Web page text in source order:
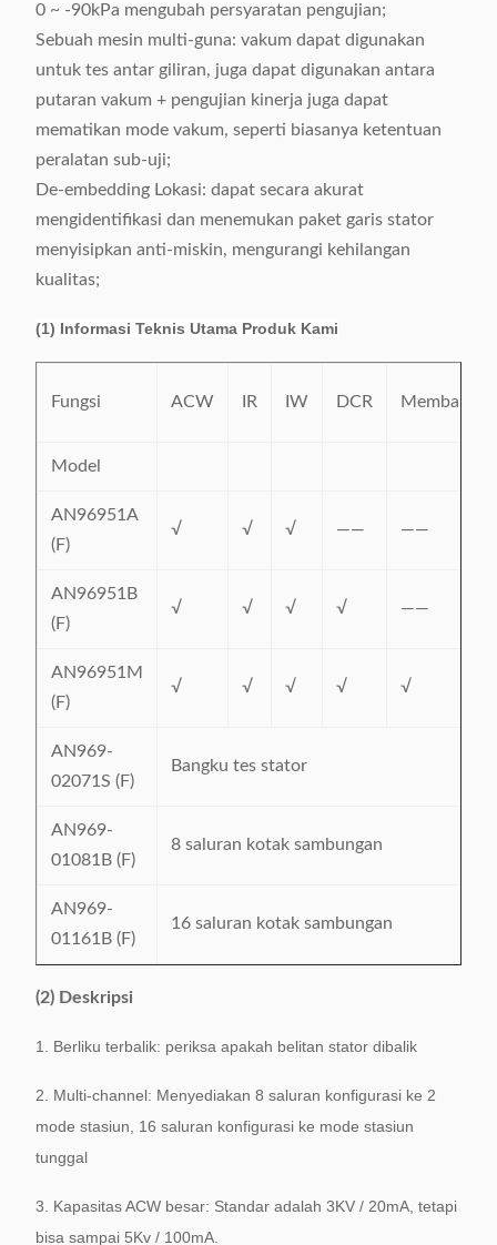
0 ~ -90kPa mengubah persyaratan pengujian;
Sebuah mesin multi-guna: vakum dapat digunakan
untuk tes antar giliran, juga dapat digunakan antara
putaran vakum + pengujian kinerja juga dapat
mematikan mode vakum, seperti biasanya ketentuan
peralatan sub-uji;
De-embedding Lokasi: dapat secara akurat
mengidentifikasi dan menemukan paket garis stator
menyisipkan anti-miskin, mengurangi kehilangan
kualitas;
(1) Informasi Teknis Utama Produk Kami
Fungsi ACW IR IW DCR
Model
AN96951A
(F)
√ √ √ —— ——
AN96951B
(F)
√ √ √ √ ——
AN96951M
(F)
√ √ √ √ √
AN969-
02071S (F)
Bangku tes stator
AN969-
01081B (F)
8 saluran kotak sambungan
AN969-
01161B (F)
16 saluran kotak sambungan
(2) Deskripsi
1. Berliku terbalik: periksa apakah belitan stator dibalik
2. Multi-channel: Menyediakan 8 saluran konfigurasi ke 2
mode stasiun, 16 saluran konfigurasi ke mode stasiun
tunggal
3. Kapasitas ACW besar: Standar adalah 3KV / 20mA, tetapi
bisa sampai 5Kv / 100mA.